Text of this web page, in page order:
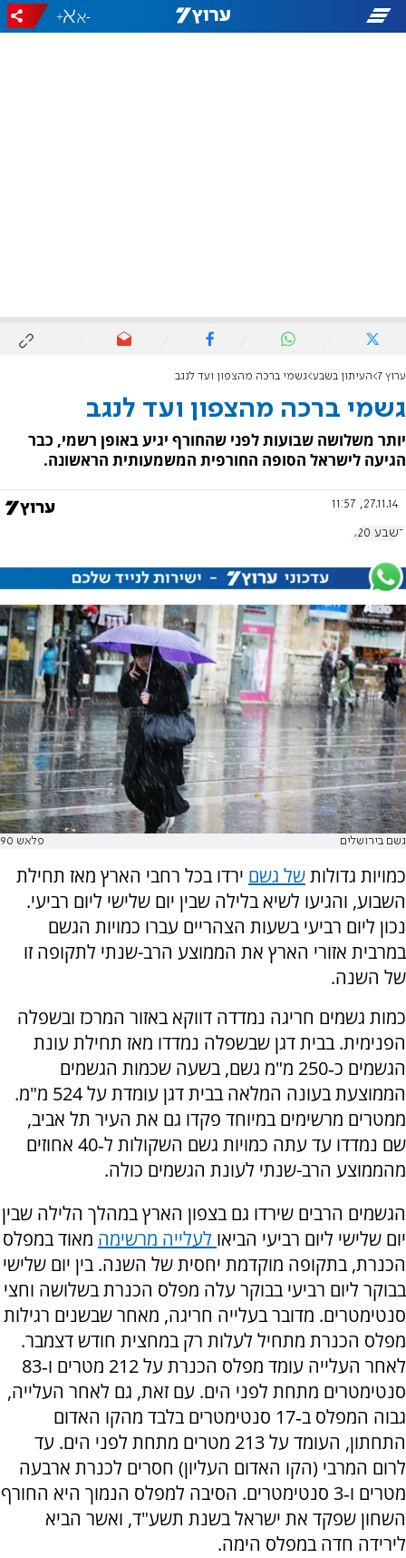
-
+
ערוץ 7 העיתון בשבע גשמי ברכה מהצפון ועד לנגב
גשמי ברכה מהצפון ועד לנגב
יותר משלושה שבועות לפני שהחורף יגיע באופן רשמי, כבר
הגיעה לישראל הסופה החורפית המשמעותית הראשונה.
27.11.14, 11:57
בשבע 620
גשם בירושלים פלאש 90
כמויות גדולותשל גשם ירדו בכל רחבי הארץ מאז תחילת
השבוע, והגיעו לשיא בלילה שבין יום שלישי ליום רביעי.
נכון ליום רביעי בשעות הצהריים עברו כמויות הגשם
במרבית אזורי הארץ את הממוצע הרב-שנתי לתקופה זו
של השנה.
כמות גשמים חריגה נמדדה דווקא באזור המרכז ובשפלה
הפנימית. בבית דגן שבשפלה נמדדו מאז תחילת עונת
הגשמים כ‑250 מ"מ גשם, בשעה שכמות הגשמים
הממוצעת בעונה המלאה בבית דגן עומדת על 524 מ"מ.
ממטרים מרשימים במיוחד פקדו גם את העיר תל אביב,
שם נמדדו עד עתה כמויות גשם השקולות ל‑40 אחוזים
מהממוצע הרב-שנתי לעונת הגשמים כולה.
הגשמים הרבים שירדו גם בצפון הארץ במהלך הלילה שבין
יום שלישי ליום רביעי הביאו לעלייה מרשימה מאוד במפלס
הכנרת, בתקופה מוקדמת יחסית של השנה. בין יום שלישי
בבוקר ליום רביעי בבוקר עלה מפלס הכנרת בשלושה וחצי
סנטימטרים. מדובר בעלייה חריגה, מאחר שבשנים רגילות
מפלס הכנרת מתחיל לעלות רק במחצית חודש דצמבר.
לאחר העלייה עומד מפלס הכנרת על 212 מטרים ו‑83
סנטימטרים מתחת לפני הים. עם זאת, גם לאחר העלייה,
גבוה המפלס ב‑17 סנטימטרים בלבד מהקו האדום
התחתון, העומד על 213 מטרים מתחת לפני הים. עד
לרום המרבי (הקו האדום העליון) חסרים לכנרת ארבעה
מטרים ו‑3 סנטימטרים. הסיבה למפלס הנמוך היא החורף
השחון שפקד את ישראל בשנת תשע"ד, ואשר הביא
לירידה חדה במפלס הימה.